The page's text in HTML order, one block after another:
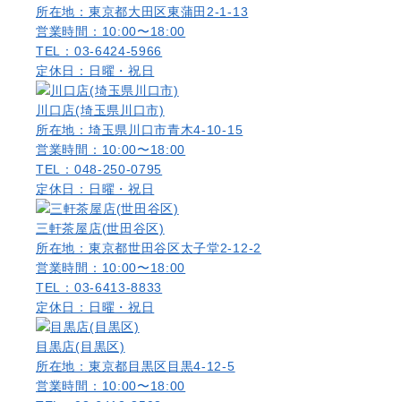
所在地：東京都大田区東蒲田2-1-13
営業時間：10:00〜18:00
TEL：03-6424-5966
定休日：日曜・祝日
川口店(埼玉県川口市)
所在地：埼玉県川口市青木4-10-15
営業時間：10:00〜18:00
TEL：048-250-0795
定休日：日曜・祝日
三軒茶屋店(世田谷区)
所在地：東京都世田谷区太子堂2-12-2
営業時間：10:00〜18:00
TEL：03-6413-8833
定休日：日曜・祝日
目黒店(目黒区)
所在地：東京都目黒区目黒4-12-5
営業時間：10:00〜18:00